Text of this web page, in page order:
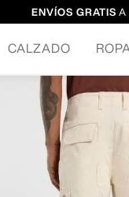
ENVÍOS GRATIS A
CALZADO ROPA